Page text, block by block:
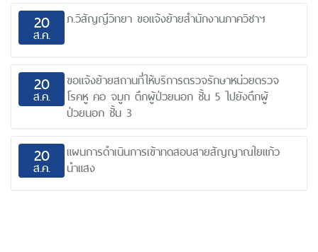
20
ส.ค.
ภ.วิสัญญีวิทยา ขอแจ้งย้ายสำนักงานภาควิชาฯ
20
ส.ค.
ขอแจ้งย้ายสถานที่ให้บริการตรวจรักษาหน่วยตรวจ
โรคหู คอ จมูก ตึกผู้ป่วยนอก ชั้น 5 ไปยังตึกผู้
ป่วยนอก ชั้น 3
20
ส.ค.
แผนการดำเนินการเข้าทดสอบสายสัญญาณใยแก้ว
นำแสง